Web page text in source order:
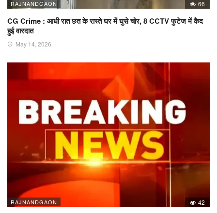
RAJNANDGAON 66
CG Crime : आधी रात छत के रास्ते घर में घुसे चोर, 8 CCTV फुटेज में कैद
हुई वारदात
May 14, 2026
RAJNANDGAON 42